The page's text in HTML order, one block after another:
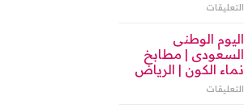
التعليقات
نماء
الكون
|
خصومات
اليوم الوطنى
السعودى | مطابخ
نماء الكون | الرياض
التعليقات